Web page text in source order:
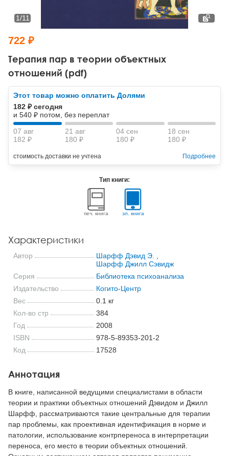
Тревожные расстройства, панические атаки
Другие направления психотерапии
Классический, эриксоновский гипноз и НЛП
НЛП
Социальная психология
Социальная и организационная психология
Классический и юнгианский психоанализ
Терапия пар в теории объектных
отношений (pdf)
1/11
722 ₽
Этот товар можно оплатить Долями
182 ₽ сегодня
и 540 ₽ потом, без переплат
07 авг
182 ₽
21 авг
180 ₽
04 сен
180 ₽
18 сен
180 ₽
стоимость доставки не учтена Подробнее
Тип книги:
печ. книга эл. книга
Характеристики
Автор Шарфф Дэвид Э.
Шарфф Джилл Сэвидж
Серия
Библиотека психоанализа
Издательство
Когито-Центр
Вес
0.1 кг
Кол-во стр
384
Год
2008
ISBN
978-5-89353-201-2
Код
17528
Аннотация
В книге, написанной ведущими специалистами в области
теории и практики объектных отношений Дэвидом и Джилл
Шарфф, рассматриваются такие центральные для терапии
пар проблемы, как проективная идентификация в норме и
патологии, использование контрпереноса в интерпретации
переноса, его место в теории объектных отношений.